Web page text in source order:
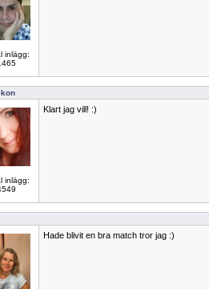
inlägg:
inlägg:
Klart jag vill! :)
Hade blivit en bra match tror jag :)